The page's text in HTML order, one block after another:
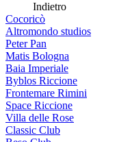
Indietro
Cocoricò
Altromondo studios
Peter Pan
Matis Bologna
Baia Imperiale
Byblos Riccione
Frontemare Rimini
Space Riccione
Villa delle Rose
Classic Club